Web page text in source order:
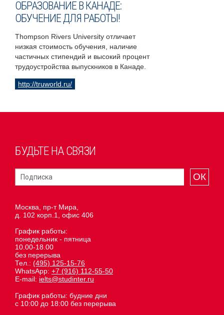
ОБРАЗОВАНИЕ В КАНАДЕ:
ОБУЧЕНИЕ ДЛЯ РАБОТЫ!
Thompson Rivers University отличает
низкая стоимость обучения, наличие
частичных стипендий и высокий процент
трудоустройства выпускников в Канаде.
http://truworld.ru/
БУДЬТЕ НА СВЯЗИ
ОК
Москва, пр-т Мира,
д. 102 корп.1, офис 406
График работы:
понедельник - пятница
10.00-18.00
без перерыва
Тел.: (495) 125-15-76
WhatsApp: +7 (916) 112-55-50
E-mail: ielts@studinter.ru
График работы: будние дни
с 10:00 до 18:00 без перерыва